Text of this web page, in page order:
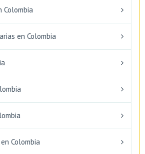
Colombia
en Colombia
Colombia